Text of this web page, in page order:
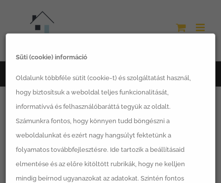
Süti (cookie) információ
Oldalunk többféle sütit (cookie-t) és szolgáltatást használ,
hogy biztosítsuk a weboldal teljes funkcionalitását,
informatívvá és felhasználóbaráttá tegyük az oldalt.
Számunkra fontos, hogy könnyen tudd böngészni a
weboldalunkat és ezért nagy hangsúlyt fektetünk a
folyamatos továbbfejlesztésre. Ide tartozik a beállításaid
elmentése és az előre kitöltött rubrikák, hogy ne kelljen
mindig beírnod ugyanazokat az adatokat. Szintén fontos
Főoldal hobbi kertészkedés
Rendezés:Alapértelmezett sorrend
12 Termékmutatása